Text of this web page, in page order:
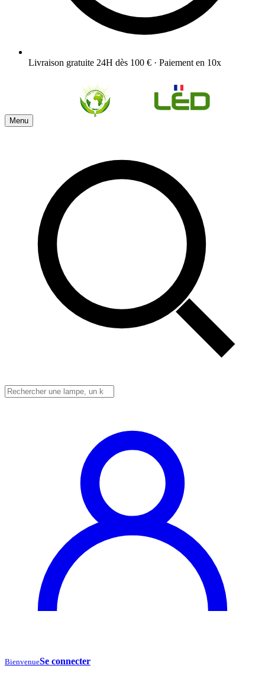
Livraison gratuite 24H dès 100 € · Paiement en 10x
Menu
BienvenueSe connecter